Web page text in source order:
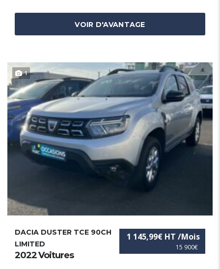
VOIR D'AVANTAGE
1
15 900€
1 145,99€ HT /Mois
DACIA DUSTER TCE 90CH
LIMITED
2022 Voitures